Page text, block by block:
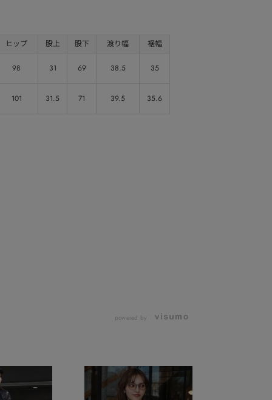
ヒップ 股上 股下 渡り幅 裾幅
98 31 69 38.5 35
101 31.5 71 39.5 35.6
powered by